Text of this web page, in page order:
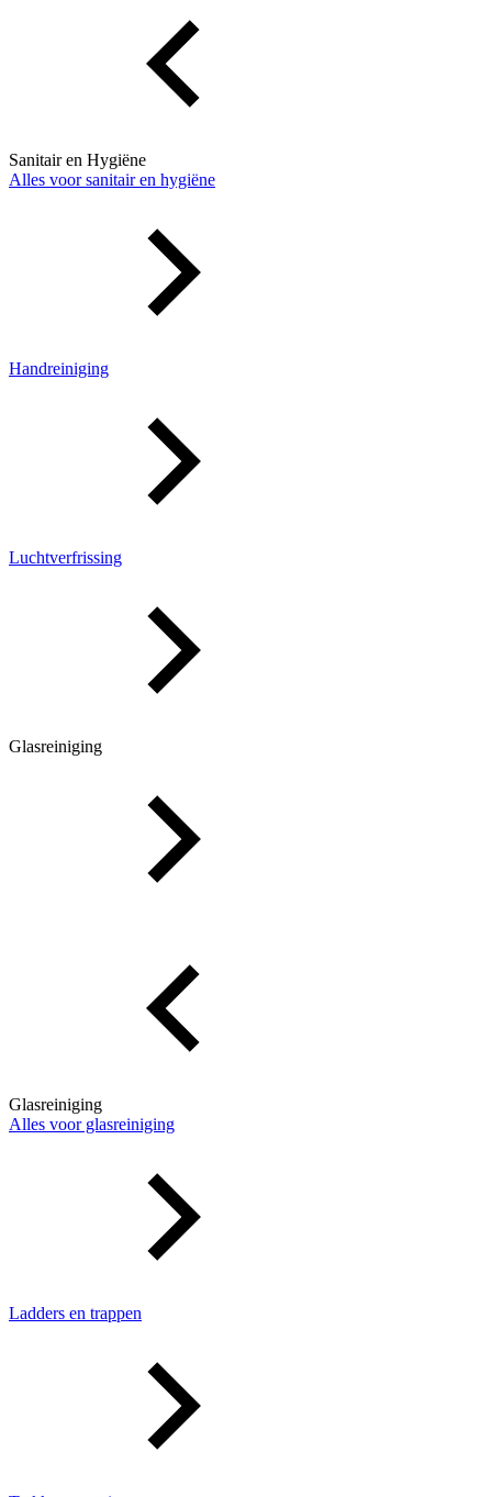
Sanitair en Hygiëne
Alles voor sanitair en hygiëne
Handreiniging
Luchtverfrissing
Glasreiniging
Glasreiniging
Alles voor glasreiniging
Ladders en trappen